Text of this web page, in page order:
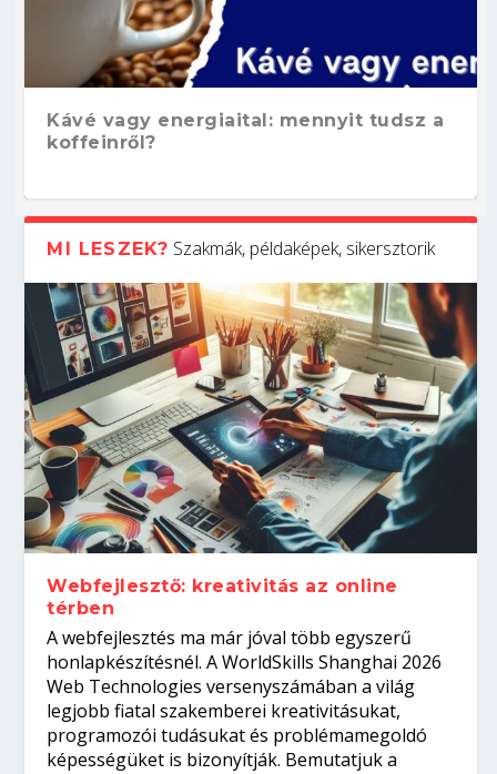
Kávé vagy energiaital: mennyit tudsz a
koffeinről?
Hogyan készíts ATS-barát önéletrajzot?
Így növelheted az esélyedet az
állásinterjúra...
Kitalálod, mire használják ezeket a
gépeket?
Nem sikerült az egyetemi felvételi?
Tanulj szakmát!
Szoftverfejlesztő: verseny kódban –
amikor néhány sor program dönti el a
világversenyt...
MI LESZEK? Szakmák, példaképek, sikersztorik
Webfejlesztő: kreativitás az online
térben
A webfejlesztés ma már jóval több egyszerű
honlapkészítésnél. A WorldSkills Shanghai 2026
Web Technologies versenyszámában a világ
legjobb fiatal szakemberei kreativitásukat,
programozói tudásukat és problémamegoldó
képességüket is bizonyítják. Bemutatjuk a